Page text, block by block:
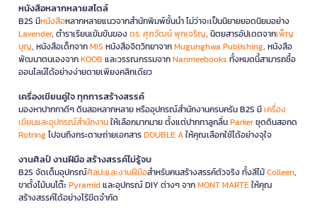
หนังสือหลากหลายสไตล์
B2S มีหนังสือหลากหลายแนวจากสำนักพิมพ์ชั้นนำ ไม่ว่าจะเป็นนิยายยอดนิยมอย่าง
Lavender, ตำราเรียนเข้มข้นของดร. ศุภวัฒน์ พุกเจริญ, นิตยสารอัปเดตจากเพ็ญ
บุญ, หนังสือเด็กจากMIS หนังสือจิตวิทยาจากMugunghwa Publishing, หนังสือ
พัฒนาตนเองจากKOOB และวรรณกรรมจากNanmeebooks ทั้งหมดนี้สามารถซื้อ
ออนไลน์ได้อย่างง่ายดายเพียงคลิกเดียว
เครื่องเขียนคู่ใจ ทุกการสร้างสรรค์
มองหาปากกาดีๆ ดินสอหลากหลาย หรืออุปกรณ์สำนักงานครบครัน B2S มีเครื่อง
เขียนและอุปกรณ์สำนักงานให้เลือกมากมาย ตั้งแต่ปากกาลูกลื่นParkerชุดดินสอกด
Rotringไปจนถึงกระดาษถ่ายเอกสารDOUBLE Aให้คุณเลือกใช้ได้อย่างจุใจ
งานศิลป์ งานฝีมือ สร้างสรรค์ไม่รู้จบ
B2S จัดเต็มอุปกรณ์ศิลปะและงานฝีมือสำหรับคนสร้างสรรค์ตัวจริง ทั้งสีไม้Colleen,
ขาตั้งไม้บนโต๊ะPyramidและอุปกรณ์ DIY ต่างๆ จากMONT MARTEให้คุณ
สร้างสรรค์ได้อย่างไร้ขีดจำกัด